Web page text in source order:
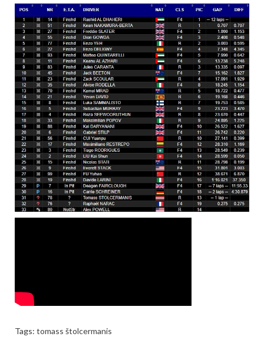
Tags: tomass štolcermanis